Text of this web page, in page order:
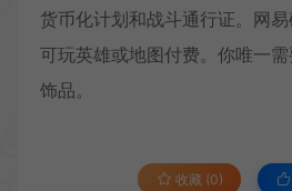
货币化计划和战斗通行证。网
可玩英雄或地图付费。你唯一
饰品。
收藏 (0)